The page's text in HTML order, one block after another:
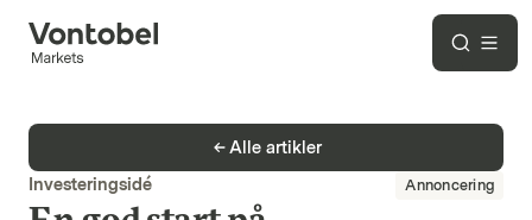
Alle artikler
Investeringsidé
Annoncering